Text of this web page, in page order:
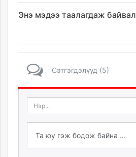
Энэ мэдээ таалагдаж байвал
Сэтгэгдэлүүд (5)